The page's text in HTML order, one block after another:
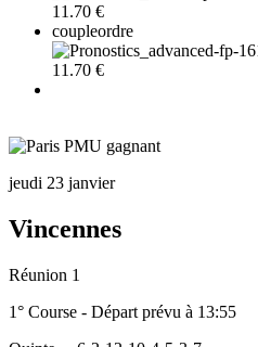
11.70 €
coupleordre
11.70 €
jeudi 23 janvier
Vincennes
Réunion 1
1° Course - Départ prévu à 13:55